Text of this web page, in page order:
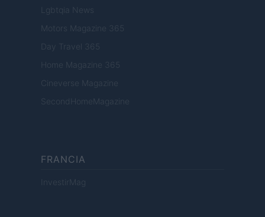
Lgbtqia News
Motors Magazine 365
Day Travel 365
Home Magazine 365
Cineverse Magazine
SecondHomeMagazine
FRANCIA
InvestirMag